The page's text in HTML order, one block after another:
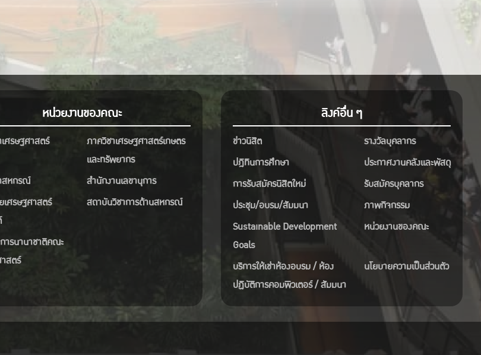
หน่วยงานของคณะ
ศรษฐศาสตร์
ภาควิชาเศรษฐศาสตร์เกษตร
และทรัพยากร
สหกรณ์
สำนักงานเลขานุการ
ศรษฐศาสตร์
สถาบันวิชาการด้านสหกรณ์
ารนานาชาติคณะ
สตร์
ลิงค์อื่น ๆ
ข่าวนิสิต
รางวัลบุคลากร
ปฎิทินการศึกษา
ประกาศงานคลังและพัสดุ
การรับสมัครนิสิตใหม่
รับสมัครบุคลากร
ประชุม/อบรม/สัมมนา
ภาพกิจกรรม
Sustainable Development
Goals
หน่วยงานของคณะ
บริการให้เช่าห้องอบรม / ห้อง
ปฏิบัติการคอมพิวเตอร์ / สัมมนา
นโยบายความเป็นส่วนตัว